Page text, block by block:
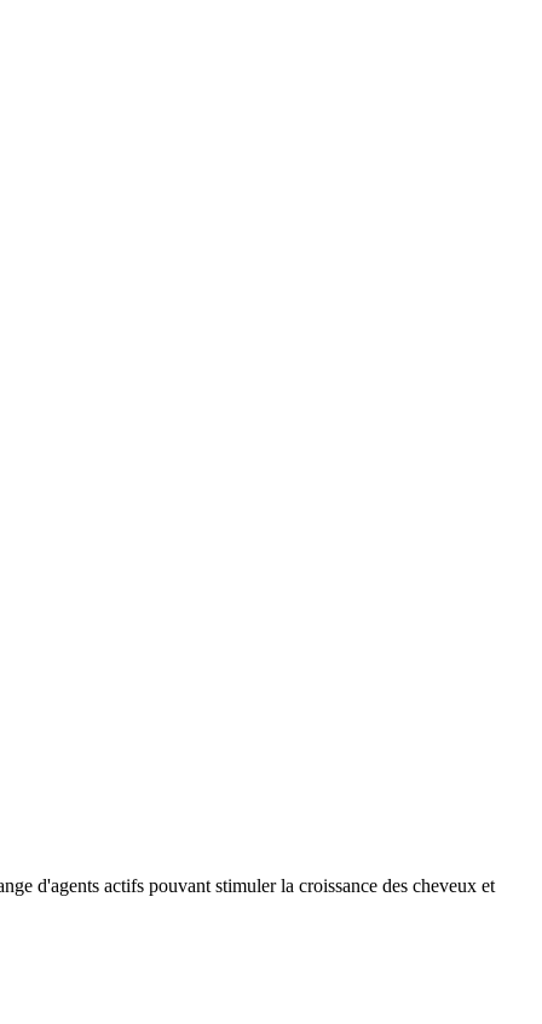
d'agents actifs pouvant stimuler la croissance des cheveux et